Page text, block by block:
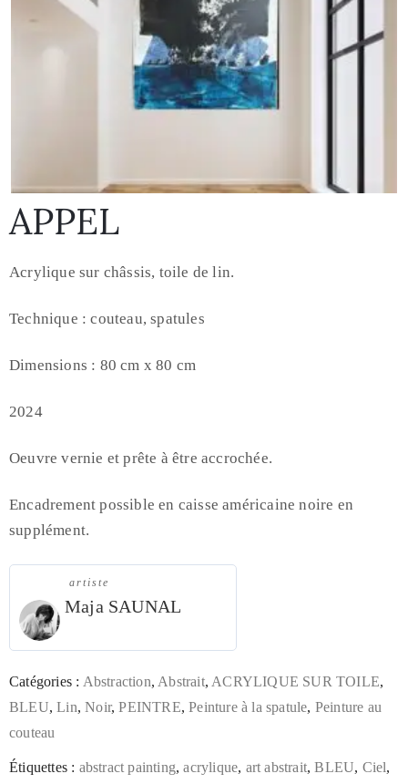
APPEL
Acrylique sur châssis, toile de lin.
Technique : couteau, spatules
Dimensions : 80 cm x 80 cm
2024
Oeuvre vernie et prête à être accrochée.
Encadrement possible en caisse américaine noire en
supplément.
artiste
Maja SAUNAL
Catégories : Abstraction, Abstrait, ACRYLIQUE SUR TOILE,
BLEU,Lin,Noir,PEINTRE,Peinture à la spatule, Peinture au
couteau
Étiquettes : abstract painting,acrylique, art abstrait,BLEU, Ciel,